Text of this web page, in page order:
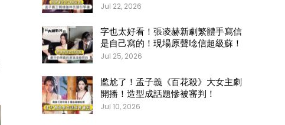
Jul 22, 2026
字也太好看！張凌赫新劇繁體手寫信
是自己寫的！現場原聲唸信超級蘇！
Jul 25, 2026
尷尬了！孟子義《百花殺》大女主劇
開播！造型成話題慘被審判！
Jul 10, 2026